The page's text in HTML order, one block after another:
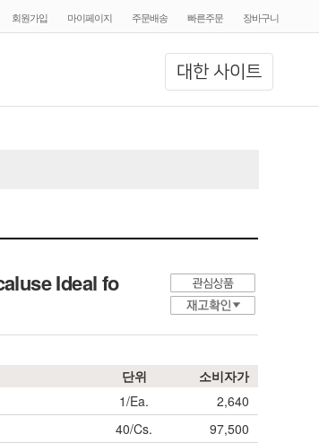
회원가입 마이페이지 주문배송 빠른주문 장바구니
대한 사이트
Ideal fo
단위
소비자가
1/Ea.
2,640
40/Cs. 97,500